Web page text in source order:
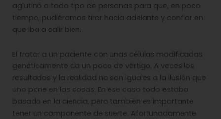
aglutinó a todo tipo de personas para que, en poco
tiempo, pudiéramos tirar hacia adelante y confiar en
que iba a salir bien.
El tratar a un paciente con unas células modificadas
genéticamente da un poco de vértigo. A veces los
resultados y la realidad no son iguales a la ilusión que
uno pone en las cosas. En ese caso todo estaba
basado en la ciencia, pero también es importante
tener un componente de suerte. Afortunadamente